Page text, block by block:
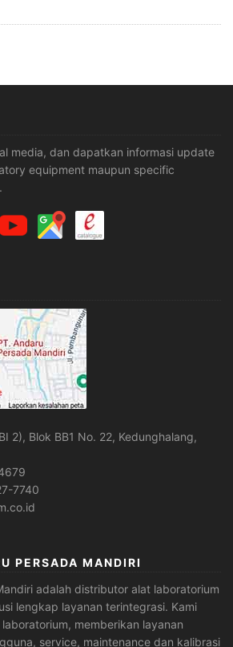
media, dan dapatkan informasi update
equipment maupun specific
2), Blok BB1 No. 22, Kedunghalang,
7740
PERSADA MANDIRI
adalah distributor alat laboratorium
lengkap layanan terintegrasi. Kami
memberikan layanan
service, maintenance dan kalibrasi